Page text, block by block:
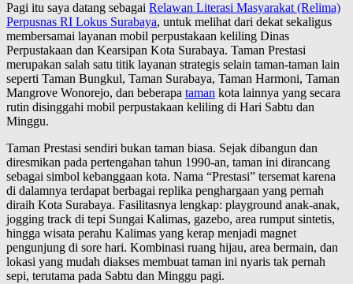
Pagi itu saya datang sebagai Relawan Literasi Masyarakat (Relima)
Perpusnas RI Lokus Surabaya, untuk melihat dari dekat sekaligus
membersamai layanan mobil perpustakaan keliling Dinas
Perpustakaan dan Kearsipan Kota Surabaya. Taman Prestasi
merupakan salah satu titik layanan strategis selain taman-taman lain
seperti Taman Bungkul, Taman Surabaya, Taman Harmoni, Taman
Mangrove Wonorejo, dan beberapa taman kota lainnya yang secara
rutin disinggahi mobil perpustakaan keliling di Hari Sabtu dan
Minggu.
Taman Prestasi sendiri bukan taman biasa. Sejak dibangun dan
diresmikan pada pertengahan tahun 1990-an, taman ini dirancang
sebagai simbol kebanggaan kota. Nama “Prestasi” tersemat karena
di dalamnya terdapat berbagai replika penghargaan yang pernah
diraih Kota Surabaya. Fasilitasnya lengkap: playground anak-anak,
jogging track di tepi Sungai Kalimas, gazebo, area rumput sintetis,
hingga wisata perahu Kalimas yang kerap menjadi magnet
pengunjung di sore hari. Kombinasi ruang hijau, area bermain, dan
lokasi yang mudah diakses membuat taman ini nyaris tak pernah
sepi, terutama pada Sabtu dan Minggu pagi.